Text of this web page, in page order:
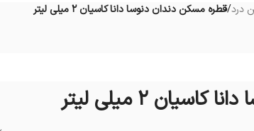
درد/قطره مسکن دندان دنوسا دانا کاسیان 2 میلی لیتر
2 میلی لیتر